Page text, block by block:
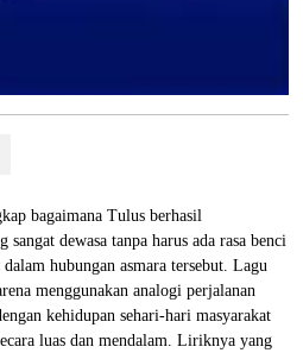
bagaimana Tulus berhasil
sangat dewasa tanpa harus ada rasa benci
hubungan asmara tersebut. Lagu
menggunakan analogi perjalanan
kehidupan sehari-hari masyarakat
luas dan mendalam. Liriknya yang